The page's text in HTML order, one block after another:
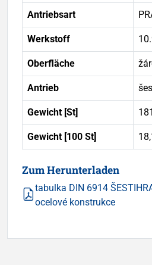
Antriebsart
Werkstoff
Oberfläche
Antrieb
Gewicht [St]
Gewicht [100 St]
Zum Herunterladen
tabulka DIN 6914
ocelové konstrukce